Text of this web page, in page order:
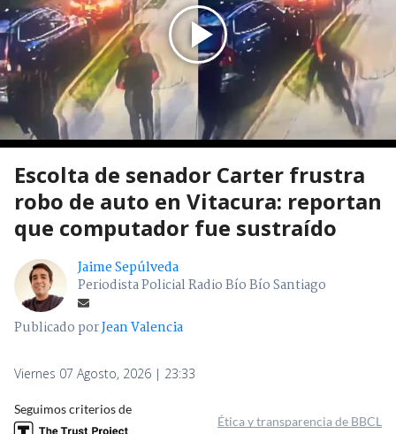
Escolta de senador Carter frustra
robo de auto en Vitacura: reportan
que computador fue sustraído
Jaime Sepúlveda
Periodista Policial Radio Bío Bío Santiago
Publicado porJean Valencia
Viernes 07 Agosto, 2026 | 23:33
Seguimos criterios de
Ética y transparencia de BBCL